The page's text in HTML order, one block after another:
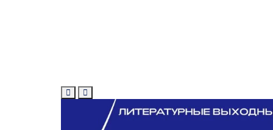
Предыдущий слайд
Следующий слайд